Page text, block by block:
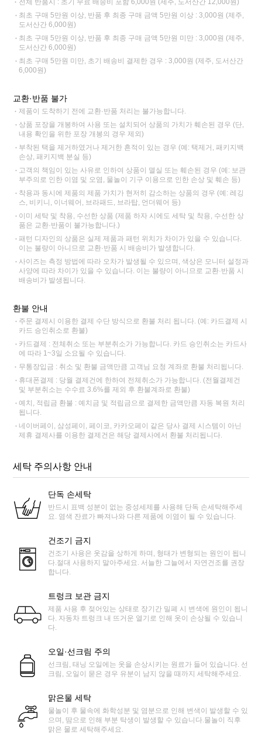
최초 구매 5만원 이상, 반품 후 최종 구매 금액 5만원 이상 : 3,000원 (제주,
도서산간 6,000원)
최초 구매 5만원 이상, 반품 후 최종 구매 금액 5만원 미만 : 3,000원 (제주,
도서산간 6,000원)
최초 구매 5만원 미만, 초기 배송비 결제한 경우 : 3,000원 (제주, 도서산간
6,000원)
교환·반품 불가
제품이 도착하기 전에 교환·반품 처리는 불가능합니다.
상품 포장을 개봉하여 사용 또는 설치되어 상품의 가치가 훼손된 경우 (단,
내용 확인을 위한 포장 개봉의 경우 제외)
부착된 택을 제거하였거나 제거한 흔적이 있는 경우 (예: 택제거, 패키지백
손상, 패키지백 분실 등)
고객의 책임이 있는 사유로 인하여 상품이 멸실 또는 훼손된 경우 (예: 보관
부주의로 인한 이염 및 오염, 물놀이 기구 이용으로 인한 손상 및 훼손 등)
착용과 동시에 제품의 제품 가치가 현저히 감소하는 상품의 경우 (예: 레깅
스, 비키니, 이너웨어, 브라패드, 브라탑, 언더웨어 등)
이미 세탁 및 착용, 수선한 상품 (제품 하자 시에도 세탁 및 착용, 수선한 상
품은 교환·반품이 불가능합니다.)
패턴 디자인의 상품은 실제 제품과 패턴 위치가 차이가 있을 수 있습니다.
이는 불량이 아니므로 교환·반품 시 배송비가 발생합니다.
사이즈는 측정 방법에 따라 오차가 발생될 수 있으며, 색상은 모니터 설정과
사양에 따라 차이가 있을 수 있습니다. 이는 불량이 아니므로 교환·반품 시
배송비가 발생됩니다.
환불 안내
주문 결제시 이용한 결제 수단 방식으로 환불 처리 됩니다. (예: 카드결제 시
카드 승인취소로 환불)
카드결제 : 전체취소 또는 부분취소가 가능합니다. 카드 승인취소는 카드사
에 따라 1~3일 소요될 수 있습니다.
무통장입금 : 취소 및 환불 금액만큼 고객님 요청 계좌로 환불 처리됩니다.
휴대폰결제 : 당월 결제건에 한하여 전체취소가 가능합니다. (전월결제건
및 부분취소는 수수료 3.6%를 제외 후 환불계좌로 환불)
예치, 적립금 환불 : 예치금 및 적립금으로 결제한 금액만큼 자동 복원 처리
됩니다.
네이버페이, 삼성페이, 페이코, 카카오페이 같은 당사 결제 시스템이 아닌
제휴 결제사를 이용한 결제건은 해당 결제사에서 환불 처리됩니다.
세탁 주의사항 안내
단독 손세탁
반드시 표백 성분이 없는 중성세제를 사용해 단독 손세탁해주세
요. 염색 잔료가 빠져나와 다른 제품에 이염이 될 수 있습니다.
건조기 금지
건조기 사용은 옷감을 상하게 하며, 형태가 변형되는 원인이 됩니
다.절대 사용하지 말아주세요. 서늘한 그늘에서 자연건조를 권장
합니다.
트렁크 보관 금지
제품 사용 후 젖어있는 상태로 장기간 밀폐 시 변색에 원인이 됩니
다. 자동차 트렁크 내 뜨거운 열기로 인해 옷이 손상될 수 있습니
다.
오일·선크림 주의
선크림, 태닝 오일에는 옷을 손상시키는 원료가 들어 있습니다. 선
크림, 오일이 묻은 경우 유분이 남지 않을 때까지 세탁해주세요.
맑은물 세탁
물놀이 후 물속에 화학성분 및 염분으로 인해 변색이 발생할 수 있
으며, 땀으로 인해 부분 탁생이 발생할 수 있습니다.물놀이 직후
맑은 물로 세탁해주세요.